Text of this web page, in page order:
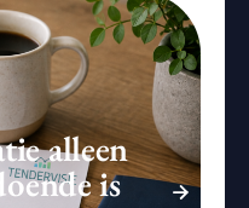
alleen
is